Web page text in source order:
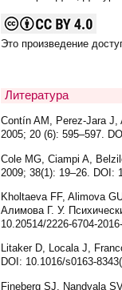
Это произведение
Литература
Contín AM, Perez-Jara J,
2005; 20 (6): 595–597.
Cole MG, Ciampi A,
2009; 38(1): 19–26. DOI:
Kholtaeva FF, Alimova
Алимова Г. У.
10.20514/2226-6704-
Litaker D, Locala J,
DOI: 10.1016/s0163-
Fineberg SJ, Nandyala